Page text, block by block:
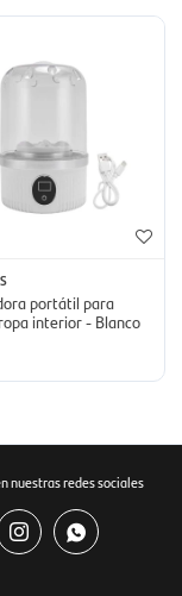
portátil para
interior - Blanco
nuestras redes sociales
 